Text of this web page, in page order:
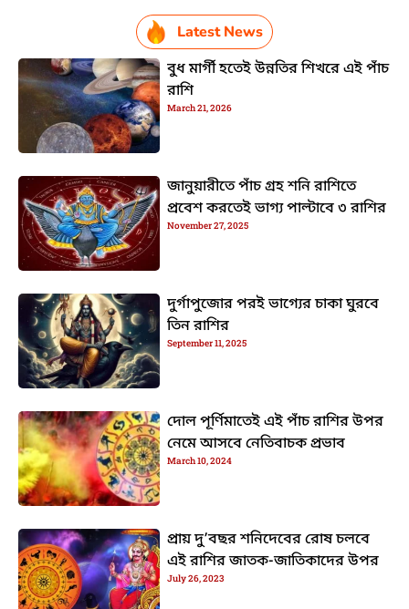
Latest News
বুধ মার্গী হতেই উন্নতির শিখরে এই পাঁচ
রাশি
March 21, 2026
জানুয়ারীতে পাঁচ গ্রহ শনি রাশিতে
প্রবেশ করতেই ভাগ্য পাল্টাবে ৩ রাশির
November 27, 2025
দুর্গাপুজোর পরই ভাগ্যের চাকা ঘুরবে
তিন রাশির
September 11, 2025
দোল পূর্ণিমাতেই এই পাঁচ রাশির উপর
নেমে আসবে নেতিবাচক প্রভাব
March 10, 2024
প্রায় দু’বছর শনিদেবের রোষ চলবে
এই রাশির জাতক-জাতিকাদের উপর
July 26, 2023